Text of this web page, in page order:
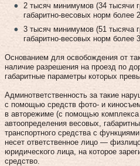
2 тысяч минимумов (34 тысячи
габаритно-весовых норм более
3 тысяч минимумов (51 тысяча
габаритно-весовых норм более
Основанием для освобождения от
наличие разрешения на проезд по
габаритные параметры которых
Админответственность за такие
с помощью средств фото- и
в авторежиме (с помощью комплекса
автоопределения весовых,
транспортного средства с
несет ответственное лицо —
юридического лица, на которое
средство.